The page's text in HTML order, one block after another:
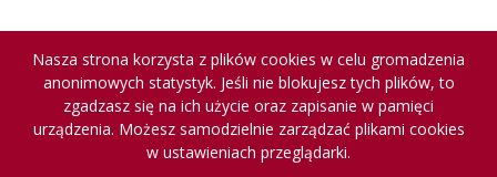
Nasza strona korzysta z plików cookies w celu gromadzenia
anonimowych statystyk. Jeśli nie blokujesz tych plików, to
zgadzasz się na ich użycie oraz zapisanie w pamięci
urządzenia. Możesz samodzielnie zarządzać plikami cookies
w ustawieniach przeglądarki.